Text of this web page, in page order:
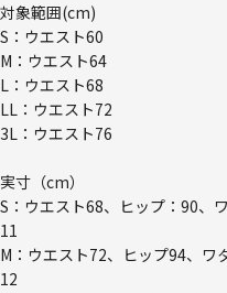
対象範囲(cm)
S：ウエスト60
M：ウエスト64
L：ウエスト68
LL：ウエスト72
3L：ウエスト76
実寸（cm）
S：ウエスト68、ヒップ：90、
11
M：ウエスト72、ヒップ94、ワ
12